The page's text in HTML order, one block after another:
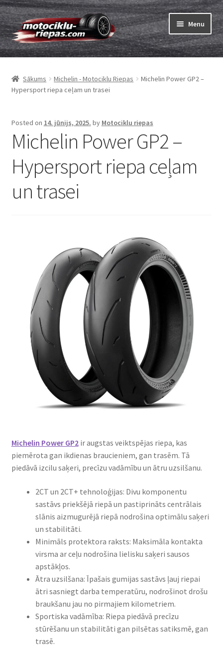
Skip
to
navigation
Skip
to
content
Menu
Riepas
Expand
menu
Kameras
Expand
Viss par riepām
Tests
Zīmoli
Sākums Michelin - Motociklu Riepas
Michelin Power GP2 –
Hypersport riepa ceļam un trasei
Posted on 14. jūnijs, 2025. by Motociklu riepas
Michelin Power GP2 –
Hypersport riepa ceļam
un trasei
Michelin Power GP2ir augstas veiktspējas riepa, kas
piemērota gan ikdienas braucieniem, gan trasēm. Tā
piedāvā izcilu saķeri, precīzu vadāmību un ātru uzsilšanu.
2CT un 2CT+ tehnoloģijas: Divu komponentu
sastāvs priekšējā riepā un pastiprināts centrālais
slānis aizmugurējā riepā nodrošina optimālu saķeri
un stabilitāti.
Minimāls protektora raksts: Maksimāla kontakta
virsma ar ceļu nodrošina lielisku saķeri sausos
apstākļos.
Ātra uzsilšana: Īpašais gumijas sastāvs ļauj riepai
ātri sasniegt darba temperatūru, nodrošinot drošu
braukšanu jau no pirmajiem kilometriem.
Sportiska vadāmība: Riepa piedāvā precīzu
stūrēšanu un stabilitāti gan pilsētas satiksmē, gan
trasē.